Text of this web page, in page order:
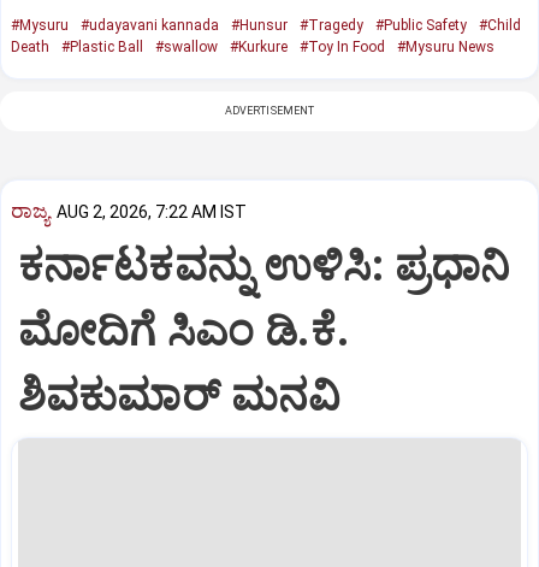
#Mysuru #udayavani kannada #Hunsur #Tragedy #Public Safety
#Child
Death
#Plastic Ball #swallow #Kurkure #Toy In Food #Mysuru News
ADVERTISEMENT
ರಾಜ್ಯ AUG 2, 2026, 7:22 AM IST
ಕರ್ನಾಟಕವನ್ನು ಉಳಿಸಿ: ಪ್ರಧಾನಿ
ಮೋದಿಗೆ ಸಿಎಂ ಡಿ.ಕೆ.
ಶಿವಕುಮಾರ್ ಮನವಿ